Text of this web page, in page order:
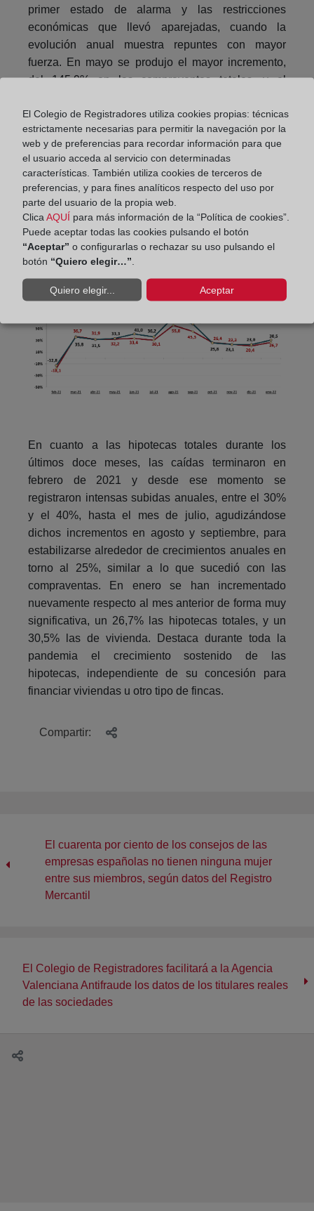
primer estado de alarma y las restricciones
económicas que llevó aparejadas, cuando la
evolución anual muestra repuntes con mayor
fuerza. En mayo se produjo el mayor incremento,
del 145,9% en las compraventas totales, y el
ralentizándose hasta valores en torno al 20% en los
meses de octubre y noviembre, aumentando su
crecimiento al entorno del 25-30% desde diciembre
pasado.
Contrariamente a lo que sucedió en la comparativa
con los meses más duros de la pandemia, en los
últimos siete meses se ha producido un incremento
anual mayor de compraventas de vivienda frente al
de compraventas totales.
En cuanto a las hipotecas totales durante los
últimos doce meses, las caídas terminaron en
febrero de 2021 y desde ese momento se
registraron intensas subidas anuales, entre el 30%
y el 40%, hasta el mes de julio, agudizándose
dichos incrementos en agosto y septiembre, para
estabilizarse alrededor de crecimientos anuales en
torno al 25%, similar a lo que sucedió con las
compraventas. En enero se han incrementado
nuevamente respecto al mes anterior de forma muy
significativa, un 26,7% las hipotecas totales, y un
30,5% las de vivienda. Destaca durante toda la
pandemia el crecimiento sostenido de las
hipotecas, independiente de su concesión para
financiar viviendas u otro tipo de fincas.
Compartir:
El cuarenta por ciento de los consejos de las
empresas españolas no tienen ninguna mujer
entre sus miembros, según datos del Registro
Mercantil
El Colegio de Registradores facilitará a la Agencia
Valenciana Antifraude los datos de los titulares reales
de las sociedades
El Colegio de Registradores utiliza cookies propias: técnicas
estrictamente necesarias para permitir la navegación por la
web y de preferencias para recordar información para que
el usuario acceda al servicio con determinadas
características. También utiliza cookies de terceros de
preferencias, y para fines analíticos respecto del uso por
parte del usuario de la propia web.
Clica AQUÍ para más información de la “Política de cookies”.
Puede aceptar todas las cookies pulsando el botón
“Aceptar” o configurarlas o rechazar su uso pulsando el
botón “Quiero elegir…”
Quiero elegir... Aceptar